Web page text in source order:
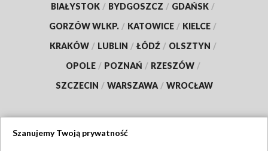
BIAŁYSTOK / BYDGOSZCZ / GDAŃSK /
GORZÓW WLKP. / KATOWICE / KIELCE /
KRAKÓW / LUBLIN / ŁÓDŹ / OLSZTYN /
OPOLE / POZNAŃ / RZESZÓW /
SZCZECIN / WARSZAWA / WROCŁAW
Szanujemy Twoją prywatność